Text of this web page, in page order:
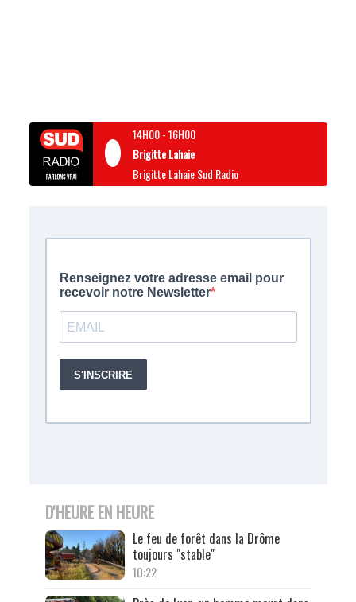
14H00-16H00
Brigitte Lahaie
Brigitte Lahaie Sud Radio
D'HEURE EN HEURE
Le feu de forêt dans la Drôme
toujours "stable"
10:22